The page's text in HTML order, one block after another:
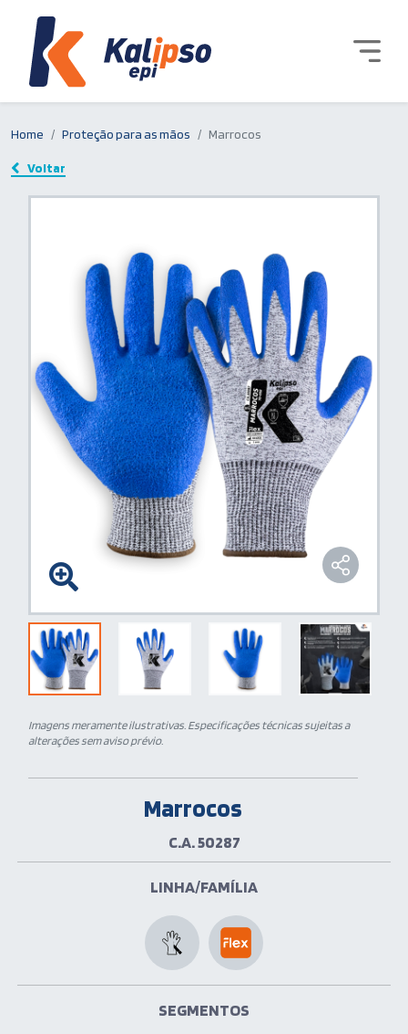
Home Proteção para as mãos Marrocos
Voltar
Imagens meramente ilustrativas. Especificações técnicas sujeitas a
alterações sem aviso prévio.
Marrocos
C.A. 50287
LINHA/FAMÍLIA
SEGMENTOS